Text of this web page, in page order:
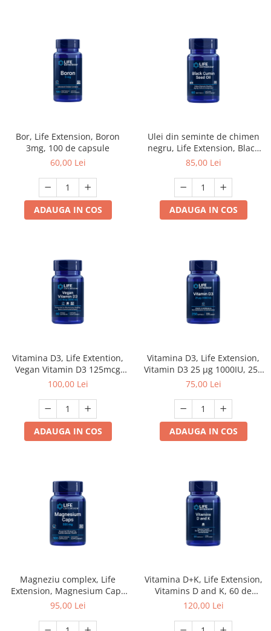
Bor, Life Extension, Boron
3mg, 100 de capsule
60,00 Lei
ADAUGA IN COS
Ulei din seminte de chimen
negru, Life Extension, Black
Cumin Seed Oil, 60 de
85,00 Lei
ADAUGA IN COS
Vitamina D3, Life Extention,
Vegan Vitamin D3 125mcg
5000IU, 60 de capsule
100,00 Lei
ADAUGA IN COS
Vitamina D3, Life Extension,
Vitamin D3 25 μg 1000IU, 250
de capsule moi
75,00 Lei
ADAUGA IN COS
Magneziu complex, Life
Extension, Magnesium Caps
500mg, 100 de capsule
95,00 Lei
Vitamina D+K, Life Extension,
Vitamins D and K, 60 de
capsule
120,00 Lei